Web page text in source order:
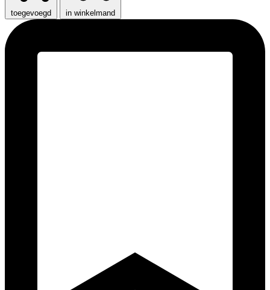
toegevoegd in winkelmand